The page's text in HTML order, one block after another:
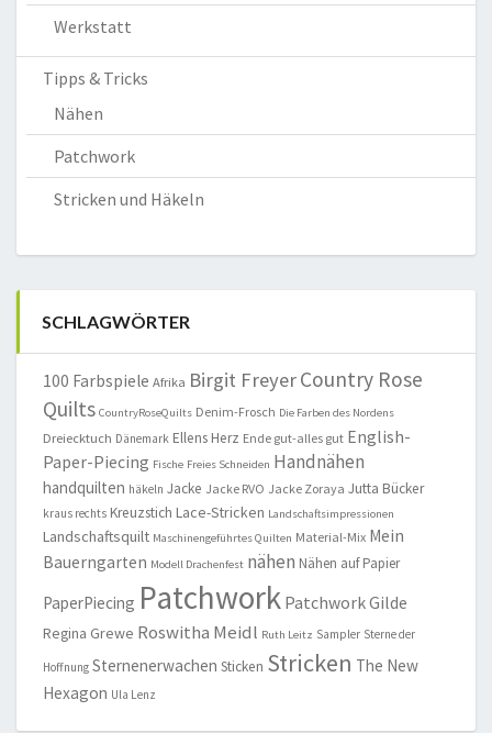
Werkstatt
Tipps & Tricks
Nähen
Patchwork
Stricken und Häkeln
SCHLAGWÖRTER
100 Farbspiele Afrika Birgit FreyerCountry Rose
Quilts CountryRoseQuilts Denim-Frosch Die Farben des Nordens
Dreiecktuch Dänemark Ellens Herz Ende gut-alles gut English-
Paper-Piecing Fische Freies Schneiden Handnähen
handquilten häkeln Jacke Jacke RVO Jacke Zoraya Jutta Bücker
kraus rechts Kreuzstich Lace-Stricken Landschaftsimpressionen
Landschaftsquilt Maschinengeführtes Quilten Material-Mix Mein
Bauerngarten Modell Drachenfest nähen Nähen auf Papier
PaperPiecing Patchwork Patchwork Gilde
Regina Grewe Roswitha Meidl Ruth Leitz Sampler Sterne der
Hoffnung Sternenerwachen Sticken Stricken The New
Hexagon Ula Lenz